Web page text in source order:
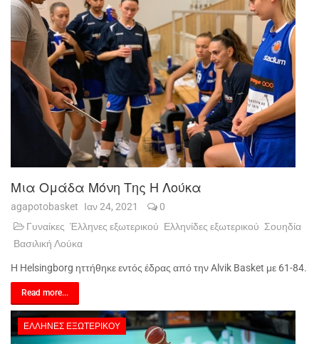
Μια Ομάδα Μόνη Της Η Λούκα
agapotobasket Ιαν 24, 2021
0
Γυναίκες Έλληνες εξωτερικού Ελληνίδες εξωτερικού Σουηδία
Βασιλική Λούκα
Η Helsingborg ηττήθηκε εντός έδρας από την Alvik Basket με 61-84.
Read more...
ΈΛΛΗΝΕΣ ΕΞΩΤΕΡΙΚΟΎ